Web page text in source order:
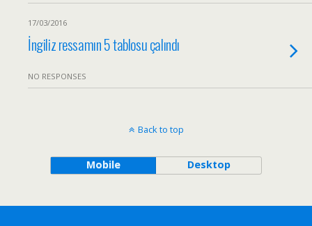
17/03/2016
İngiliz ressamın 5 tablosu çalındı
NO RESPONSES
Back to top
Mobile Desktop